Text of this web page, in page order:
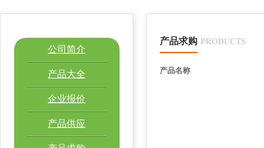
公司简介
产品大全
企业报价
产品供应
产品求购 PRODUCTS
产品名称